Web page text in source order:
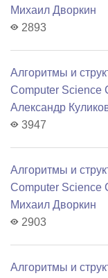
Михаил Дворкин
2893
Алгоритмы и
Computer Science
Александр
3947
Алгоритмы и
Computer Science
Михаил Дворкин
2903
Алгоритмы и